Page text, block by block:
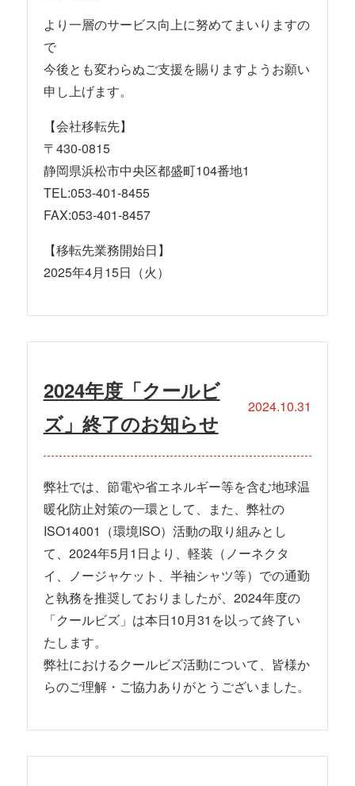
より一層のサービス向上に努めてまいりますの
で
今後とも変わらぬご支援を賜りますようお願い
申し上げます。
【会社移転先】
〒430-0815
静岡県浜松市中央区都盛町104番地1
TEL:053-401-8455
FAX:053-401-8457
【移転先業務開始日】
2025年4月15日（火）
2024年度「クールビ
ズ」終了のお知らせ
2024.10.31
弊社では、節電や省エネルギー等を含む地球温
暖化防止対策の一環として、また、弊社の
ISO14001（環境ISO）活動の取り組みとし
て、2024年5月1日より、軽装（ノーネクタ
イ、ノージャケット、半袖シャツ等）での通勤
と執務を推奨しておりましたが、2024年度の
「クールビズ」は本日10月31を以って終了い
たします。
弊社におけるクールビズ活動について、皆様か
らのご理解・ご協力ありがとうございました。